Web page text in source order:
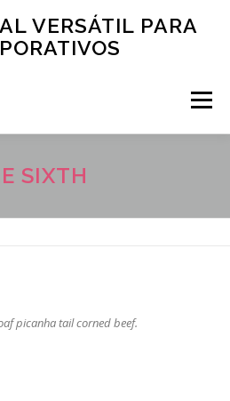
VERSÁTIL PARA
Menú
CLIENTES
CORPORATIVOS: VIDEOS
SIXTH
picanha tail corned beef.